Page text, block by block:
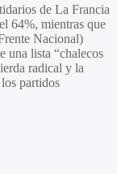
de La Francia
64%, mientras que
Nacional)
una lista “chalecos
radical y la
partidos